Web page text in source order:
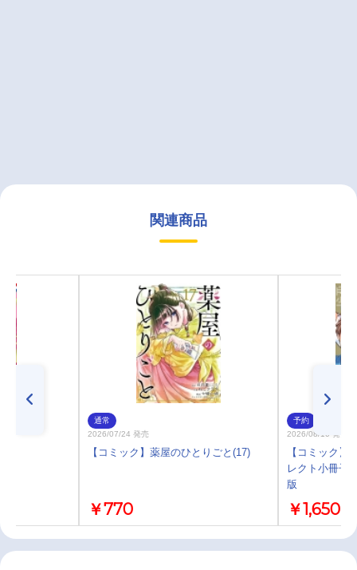
関連商品
通常
2026/07/24 発売
【コミック】薬屋のひとりごと(17)
￥770
予約
2026/08/10 発売
【コミック】
レクト小冊子
版
￥1,650